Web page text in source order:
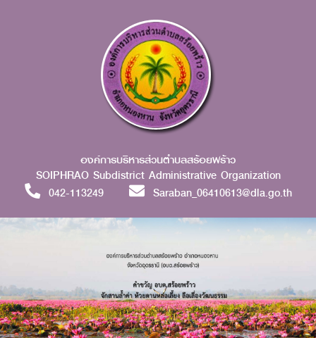
องค์การบริหารส่วนตำบลสร้อยพร้าว
SOIPHRAO Subdistrict Administrative Organization
042-113249
Saraban_06410613@dla.go.th